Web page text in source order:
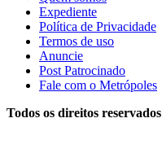
Expediente
Política de Privacidade
Termos de uso
Anuncie
Post Patrocinado
Fale com o Metrópoles
Todos os direitos reservados